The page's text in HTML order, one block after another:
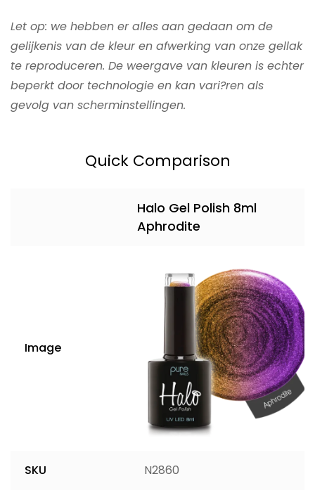
Let op: we hebben er alles aan gedaan om de
gelijkenis van de kleur en afwerking van onze gellak
te reproduceren. De weergave van kleuren is echter
beperkt door technologie en kan vari?ren als
gevolg van scherminstellingen.
Quick Comparison
Halo Gel Polish 8ml
Aphrodite
Image
SKU N2860